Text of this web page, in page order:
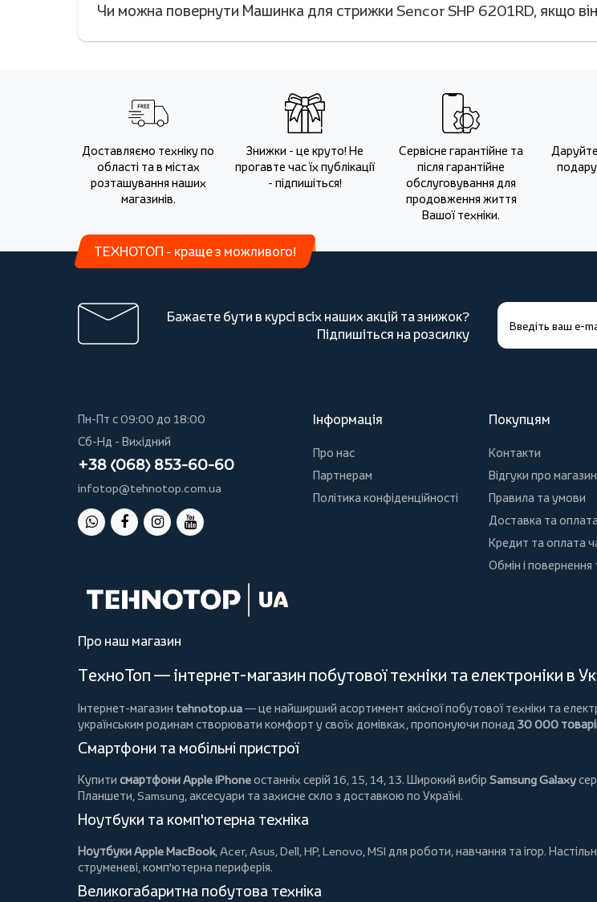
Чи можна повернути Машинка для стрижки Sencor SHP 6201RD, якщо
Доставляємо техніку по
області та в містах
розташування наших
магазинів.
Знижки - це круто! Не
прогавте час їх публікації
- підпишіться!
Сервісне гарантійне та
після гарантійне
обслуговування для
продовження життя
Вашої техніки.
ТЕХНОТОП - краще з можливого!
Бажаєте бути в курсі всіх наших акцій та знижок?
Підпишіться на розсилку
Пн-Пт с 09:00 до 18:00
Сб-Нд - Вихідний
+38 (068) 853-60-60
infotop@tehnotop.com.ua
Інформація
Про нас
Партнерам
Політика конфіденційності
Покупцям
Контакти
Відгуки про магазин
Правила та умови
Доставка та
Кредит та оплата
Обмін і повернення
Про наш магазин
ТехноТоп — інтернет-магазин побутової техніки та електроніки в
Інтернет-магазин tehnotop.ua— це найширший асортимент якісної побутової техніки та
українським родинам створювати комфорт у своїх домівках, пропонуючи понад 30 000
Смартфони та мобільні пристрої
Купити смартфони Apple iPhoneостанніх серій 16, 15, 14, 13. Широкий вибір Samsung Galaxy
Планшети, Samsung, аксесуари тазахисне скло з доставкою по Україні.
Ноутбуки та комп'ютерна техніка
Ноутбуки Apple MacBook,Acer,Asus,Dell,HP,Lenovo,MSI для роботи, навчання та ігор.
струменеві, комп'ютерна периферія.
Великогабаритна побутова техніка